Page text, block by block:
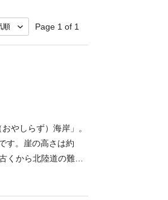
Page 1 of 1
やしらず）海岸」。
す。崖の高さは約
くから北陸道の難所